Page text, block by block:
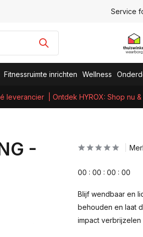
Service
Fitnessruimte inrichten Wellness
leverancier | Ontdek HYROX: Shop nu
-
00 : 00 : 00 : 00
Blijf wendbaar en
behouden en laat
impact